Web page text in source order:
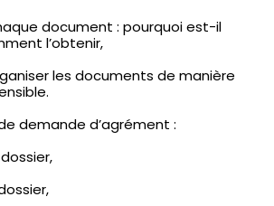
document : pourquoi est-il
l’obtenir,
les documents de manière
demande d’agrément :